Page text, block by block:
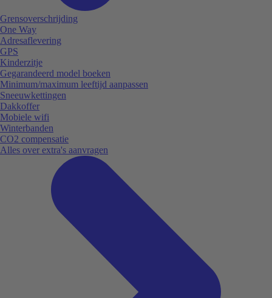
Grensoverschrijding
One Way
Adresaflevering
GPS
Kinderzitje
Gegarandeerd model boeken
Minimum/maximum leeftijd aanpassen
Sneeuwkettingen
Dakkoffer
Mobiele wifi
Winterbanden
CO2 compensatie
Alles over extra's aanvragen